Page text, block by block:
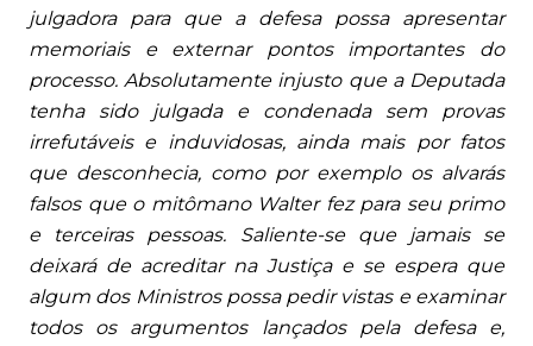
julgadora para que a defesa possa apresentar
memoriais e externar pontos importantes do
processo. Absolutamente injusto que a Deputada
tenha sido julgada e condenada sem provas
irrefutáveis e induvidosas, ainda mais por fatos
que desconhecia, como por exemplo os alvarás
falsos que o mitômano Walter fez para seu primo
e terceiras pessoas. Saliente-se que jamais se
deixará de acreditar na Justiça e se espera que
algum dos Ministros possa pedir vistas e examinar
todos os argumentos lançados pela defesa e,